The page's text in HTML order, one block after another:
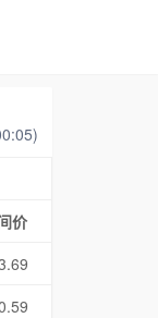
价